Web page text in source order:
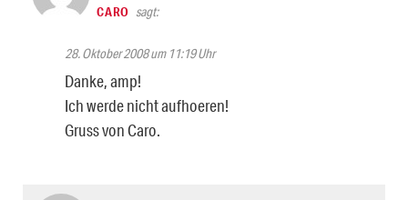
CARO sagt:
28. Oktober 2008 um 11:19 Uhr
Danke, amp!
Ich werde nicht aufhoeren!
Gruss von Caro.